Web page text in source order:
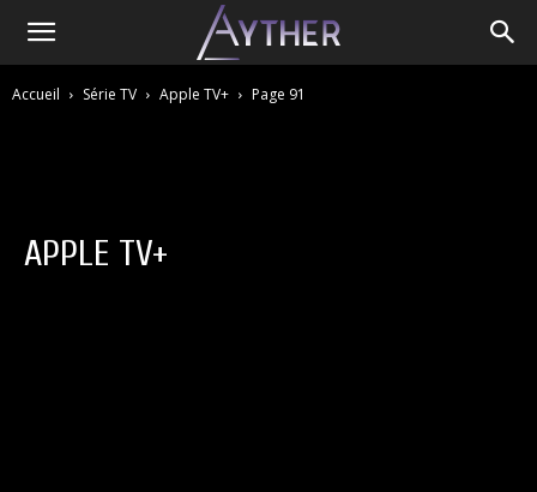
Accueil Série TV Apple TV+ Page 91
APPLE TV+